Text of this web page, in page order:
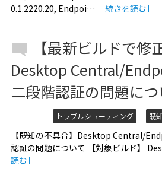
0.1.2220.20, Endpoi…
［続きを読む］
【最新ビルドで修
Desktop Central/
二段階認証の問題につ
トラブルシューティング 既
【既知の不具合】Desktop Central/
認証の問題について 【対象ビルド】
読む］